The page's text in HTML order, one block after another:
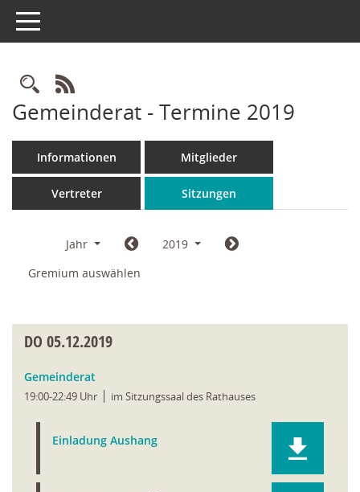
Toggle navigation
Rechercheauswahl
RSS-Feed
Gemeinderat - Termine 2019
Informationen Mitglieder
Vertreter Sitzungen
Jahr
2019
Gremium auswählen
DO 05.12.2019
Gemeinderat
19:00-22:49 Uhr im Sitzungssaal des Rathauses
Einladung Aushang